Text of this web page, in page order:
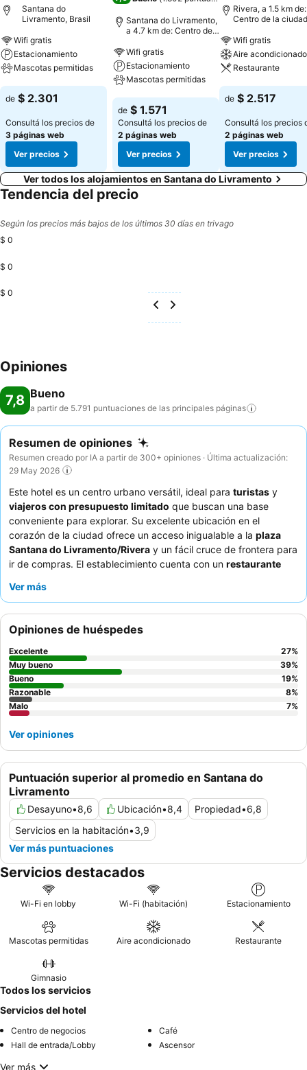
Santana do
Livramento, Brasil
Wifi gratis
Estacionamiento
Mascotas permitidas
Ver precios
de $ 2.301
Consultá los precios de
3 páginas web
Ver precios
Santana do Livramento,
a 4.7 km de: Centro de
Wifi gratis
Estacionamiento
Mascotas permitidas
Ver precios
de $ 1.571
Consultá los precios de
2 páginas web
Ver precios
Rivera, a 1.5 km de:
Centro de la ciudad
Wifi gratis
Aire acondicionado
Restaurante
Ver precios
de $ 2.517
Consultá los precios
2 páginas web
Ver precios
Ver todos los alojamientos en Santana do Livramento
Tendencia del precio
Según los precios más bajos de los últimos 30 días en trivago
$ 0
$ 0
$ 0
Opiniones
7,8 Bueno
a partir de 5.791 puntuaciones de las principales páginas
Resumen de opiniones
Resumen creado por IA a partir de 300+ opiniones · Última actualización:
29 May 2026
Este hotel es un centro urbano versátil, ideal para turistas y
viajeros con presupuesto limitado que buscan una base
conveniente para explorar. Su excelente ubicación en el
corazón de la ciudad ofrece un acceso inigualable a la plaza
Santana do Livramento/Rivera y un fácil cruce de frontera para
ir de compras. El establecimiento cuenta con un restaurante
con bufets de almuerzo y cena de calidad. Los huéspedes
amabilidad y profesionalidad. Para una estancia más cómoda,
considere solicitar una habitación alejada de posibles ruidos, ya
que algunas habitaciones son conocidas por ser oscuras o tener
problemas de ventilación.
Ver más
Puntuación superior al promedio en Santana do
Livramento
Desayuno•8,6 Ubicación•8,4 Propiedad•6,8
Servicios en la habitación•3,9
Ver más puntuaciones
Opiniones de huéspedes
Excelente 27%
Muy bueno
39%
Bueno
19%
Razonable
8%
Malo
7%
Ver opiniones
Servicios destacados
Wi-Fi en lobby Wi-Fi (habitación) Estacionamiento
Mascotas permitidas Aire acondicionado Restaurante
Gimnasio
Todos los servicios
Servicios del hotel
Centro de negocios
Café
Hall de entrada/Lobby
Ascensor
Ver más